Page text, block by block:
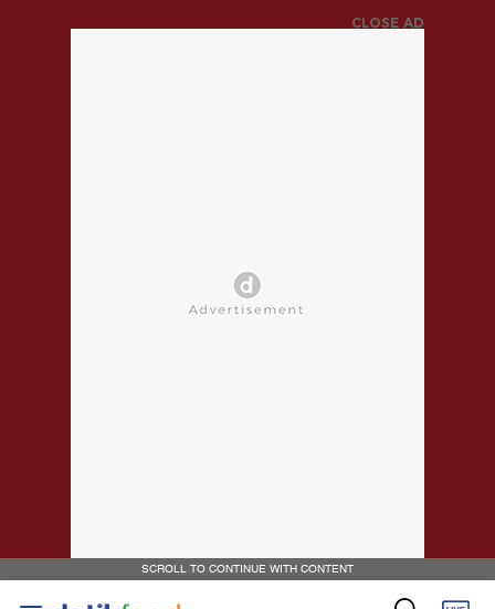
CLOSE AD
SCROLL TO CONTINUE WITH CONTENT